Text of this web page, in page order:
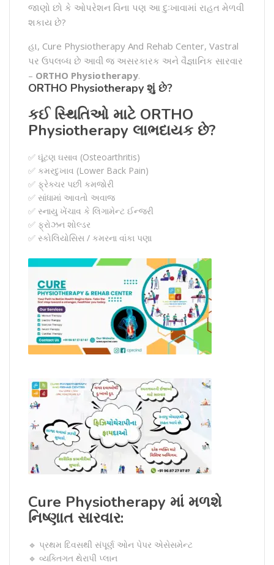
જાણો છો કે ઓપરેશન વિના પણ આ દુઃખાવામાં રાહત મેળવી
શકાય છે?
હા, Cure Physiotherapy And Rehab Center, Vastral
પર ઉપલબ્ધ છે આવી જ અસરકારક અને વૈજ્ઞાનિક સારવાર
– ORTHO Physiotherapy.
ORTHO Physiotherapy શું છે?
કઈ સ્થિતિઓ માટે ORTHO
Physiotherapy લાભદાયક છે?
✅ ઘૂંટણ ઘસાવ (Osteoarthritis)
✅ કમરદુખાવ (Lower Back Pain)
✅ ફ્રેક્ચર પછી કમજોરી
✅ સાંધામાં આવતો અવાજ
✅ સ્નાયુ ખેંચાવ કે લિગામેન્ટ ઈન્જરી
✅ ફ્રોઝન શોલ્ડર
✅ સ્કોલિયોસિસ / કમરના વાંકા પણા
Cure Physiotherapy માં મળશે
નિષ્ણાત સારવાર:
🔹 પ્રથમ દિવસથી સંપૂર્ણ ઓન પેપર એસેસમેન્ટ
🔹 વ્યક્તિગત થેરાપી પ્લાન